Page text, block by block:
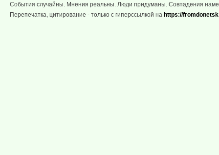
События случайны. Мнения реальны. Люди придуманы. Совпадения
Перепечатка, цитирование - только с гиперссылкой на https://